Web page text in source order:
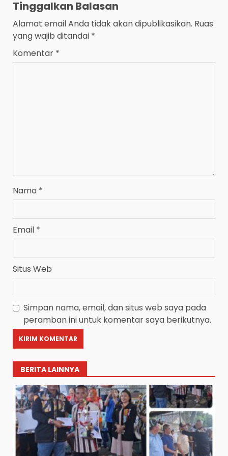
Tinggalkan Balasan
Alamat email Anda tidak akan dipublikasikan. Ruas
yang wajib ditandai *
Komentar *
Nama *
Email *
Situs Web
Simpan nama, email, dan situs web saya pada
peramban ini untuk komentar saya berikutnya.
BERITA LAINNYA